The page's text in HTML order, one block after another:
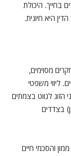
בחייך. היכולת
היא חיונית.
מסוימים,
ליווי משפטי
הזוג לנווט בצמתים
בצדדים
והסכמי חיים